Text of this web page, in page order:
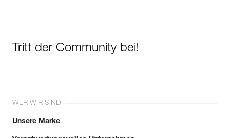
Tritt der Community bei!
WER WIR SIND
Unsere Marke